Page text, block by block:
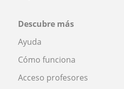
Descubre más
Ayuda
Cómo funciona
Acceso profesores